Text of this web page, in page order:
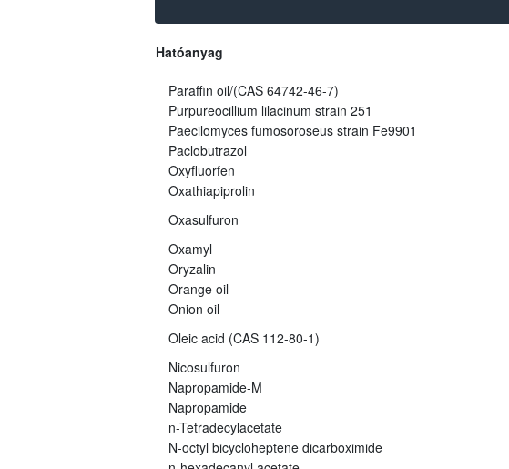
Hatóanyag
Paraffin oil/(CAS 64742-46-7)
Purpureocillium lilacinum strain 251
Paecilomyces fumosoroseus strain Fe9901
Paclobutrazol
Oxyfluorfen
Oxathiapiprolin
Oxasulfuron
Oxamyl
Oryzalin
Orange oil
Onion oil
Oleic acid (CAS 112-80-1)
Nicosulfuron
Napropamide-M
Napropamide
n-Tetradecylacetate
N-octyl bicycloheptene dicarboximide